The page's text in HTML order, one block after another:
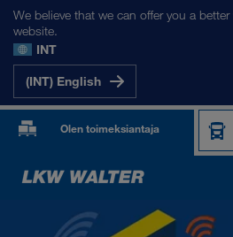
We believe that we can offer you a
website.
INT
(INT) English
Olen toimeksiantaja
TUOTTEET JA PALVELUT